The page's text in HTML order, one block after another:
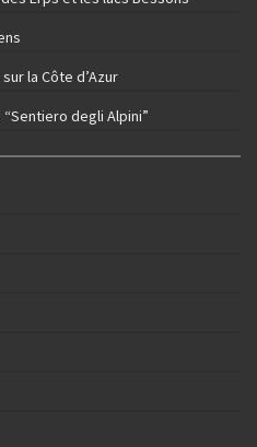
la Côte d’Azur
degli Alpini”